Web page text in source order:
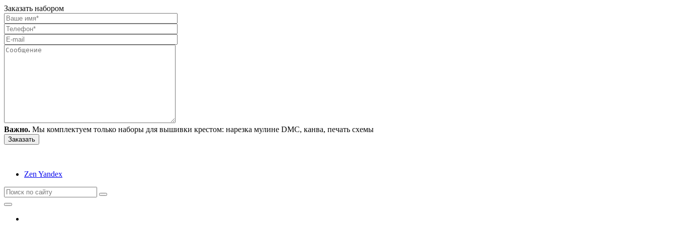
Заказать набором
Важно. Мы комплектуем только наборы для вышивки крестом: нарезка мулине DMC, канва, печать схемы
Zen Yandex